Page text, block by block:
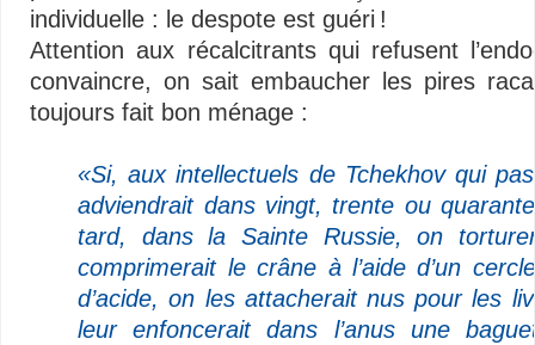
individuelle : le despote est guéri !
Attention aux récalcitrants qui refusent
convaincre, on sait embaucher les pires
toujours fait bon ménage :
«Si, aux intellectuels de Tchekhov qui
adviendrait dans vingt, trente ou
tard, dans la Sainte Russie, on
comprimerait le crâne à l’aide d’un
d’acide, on les attacherait nus pour les
leur enfoncerait dans l’anus une